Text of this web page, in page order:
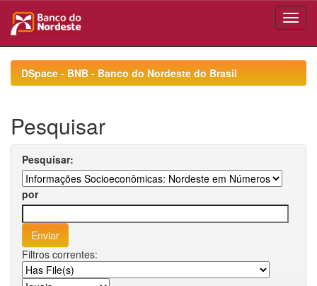
navigationDSpace - BNB - Banco do Nordeste do Brasil
Pesquisar
Pesquisar:
por
Filtros correntes: